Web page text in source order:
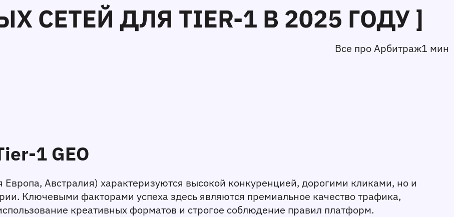
СЕТЕЙ ДЛЯ TIER-1 В 2025 ГОДУ ]
Все про Арбитраж1 мин
1 GEO
Австралия) характеризуются высокой конкуренцией, дорогими кликами, но и
Ключевыми факторами успеха здесь являются премиальное качество трафика,
креативных форматов и строгое соблюдение правил платформ.